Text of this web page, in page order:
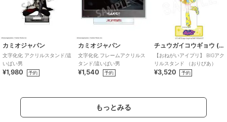
カミオジャパン
文字化化 アクリルスタンド/這
いばい男
¥1,980 予約
カミオジャパン
文字化化 フレームアクリルス
タンド/這いばい男
¥1,540 予約
チュウガイコウギョウ (Chugai Mining)
【おねがいアイプリ】 BIGアク
リルスタンド （おりびあ）
¥3,520 予約
もっとみる